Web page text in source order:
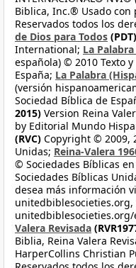
Biblica, Inc.® Usado
Reservados todos los
de Dios para Todos (PDT)
International; La
española) © 2010 Texto
España; La Palabra
(versión
Sociedad Bíblica de
2015) Version Reina
by Editorial Mundo
(RVC) Copyright © 2009,
Unidas; Reina-Valera
© Sociedades Bíblicas
Sociedades Bíblicas
desea más información
Valera Revisada
Biblia, Reina Valera
HarperCollins Christian